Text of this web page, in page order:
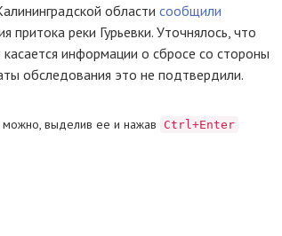
области сообщили
притока реки Гурьевки. Уточнялось, что
информации о сбросе со стороны
обследования это не подтвердили.
выделив ее и нажав Ctrl+Enter